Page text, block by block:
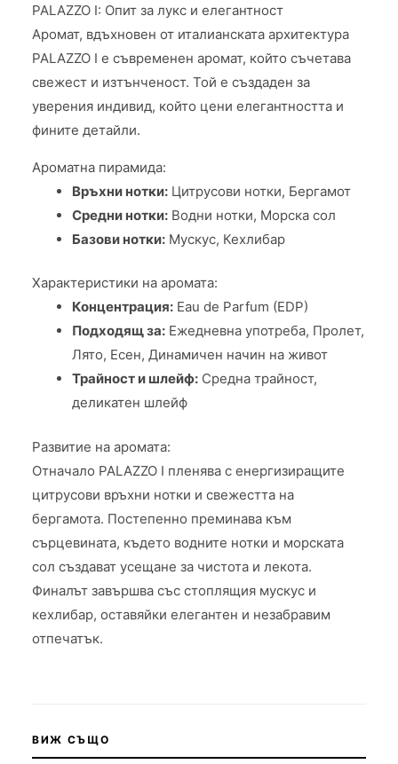
PALAZZO I: Опит за лукс и елегантност
Аромат, вдъхновен от италианската архитектура
PALAZZO I е съвременен аромат, който съчетава
свежест и изтънченост. Той е създаден за
уверения индивид, който цени елегантността и
фините детайли.
Ароматна пирамида:
Връхни нотки: Цитрусови нотки, Бергамот
Средни нотки: Водни нотки, Морска сол
Базови нотки: Мускус, Кехлибар
Характеристики на аромата:
Концентрация: Eau de Parfum (EDP)
Подходящ за: Ежедневна употреба, Пролет,
Лято, Есен, Динамичен начин на живот
Трайност и шлейф: Средна трайност,
деликатен шлейф
Развитие на аромата:
Отначало PALAZZO I пленява с енергизиращите
цитрусови връхни нотки и свежестта на
бергамота. Постепенно преминава към
сърцевината, където водните нотки и морската
сол създават усещане за чистота и лекота.
Финалът завършва със стоплящия мускус и
кехлибар, оставяйки елегантен и незабравим
отпечатък.
ВИЖ СЪЩО